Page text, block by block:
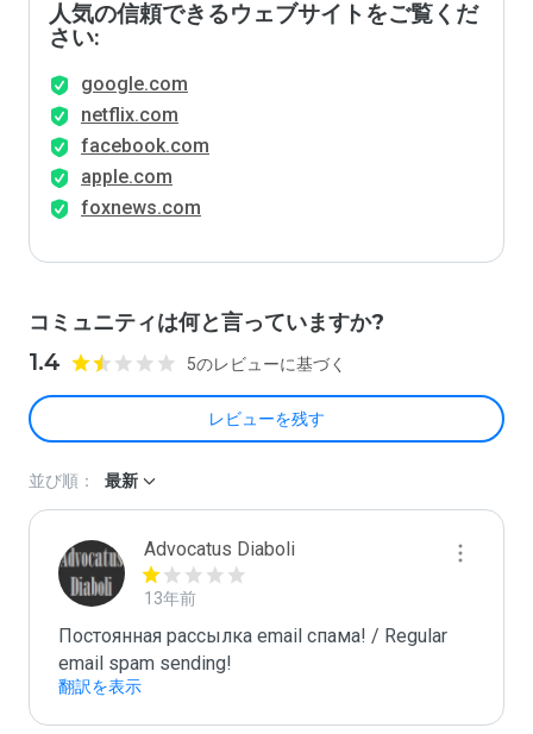
人気の信頼できるウェブサイトをご覧くだ
さい:
google.com
netflix.com
facebook.com
apple.com
foxnews.com
コミュニティは何と言っていますか?
1.4 5のレビューに基づく
レビューを残す
並び順： 最新
Advocatus Diaboli
13年前
Постоянная рассылка email спама! / Regular
email spam sending!
翻訳を表示